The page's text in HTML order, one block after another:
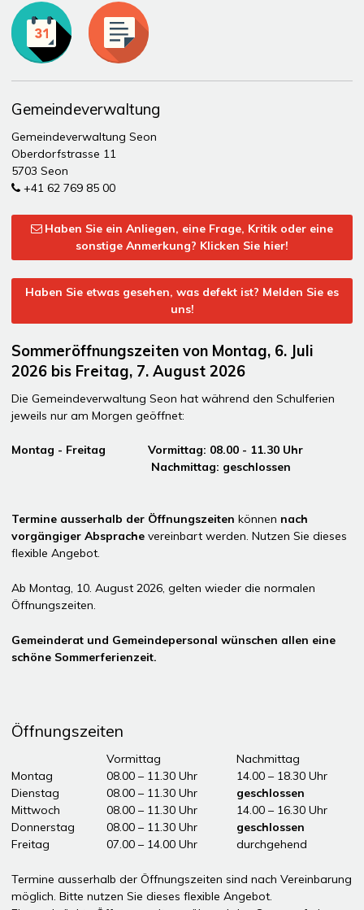
Toplinks
Gemeindeverwaltung
Gemeindeverwaltung Seon
Oberdorfstrasse 11
5703 Seon
+41 62 769 85 00
Haben Sie ein Anliegen, eine Frage, Kritik oder eine
sonstige Anmerkung? Klicken Sie hier!
Haben Sie etwas gesehen, was defekt ist? Melden Sie es
uns!
Sommeröffnungszeiten von Montag, 6. Juli
2026 bis Freitag, 7. August 2026
Die Gemeindeverwaltung Seon hat während den Schulferien
jeweils nur am Morgen geöffnet:
Montag - Freitag Vormittag: 08.00 - 11.30 Uhr
Nachmittag: geschlossen
Termine ausserhalb der Öffnungszeiten können nach
vorgängiger Absprache vereinbart werden. Nutzen Sie dieses
flexible Angebot.
Ab Montag, 10. August 2026, gelten wieder die normalen
Öffnungszeiten.
Gemeinderat und Gemeindepersonal wünschen allen eine
schöne Sommerferienzeit.
Öffnungszeiten
Öffnungszeiten Vormittag
Vormittag
Nachmittag
Montag
08.00 – 11.30 Uhr
14.00 – 18.30 Uhr
Dienstag
08.00 – 11.30 Uhr
geschlossen
Mittwoch
08.00 – 11.30 Uhr
14.00 – 16.30 Uhr
Donnerstag
08.00 – 11.30 Uhr
geschlossen
Freitag
07.00 – 14.00 Uhr durchgehend
Termine ausserhalb der Öffnungszeiten sind nach Vereinbarung
möglich. Bitte nutzen Sie dieses flexible Angebot.